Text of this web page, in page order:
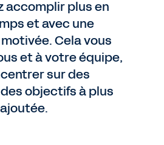
accomplir plus en
et avec une
Cela vous
et à votre équipe,
sur des
objectifs à plus